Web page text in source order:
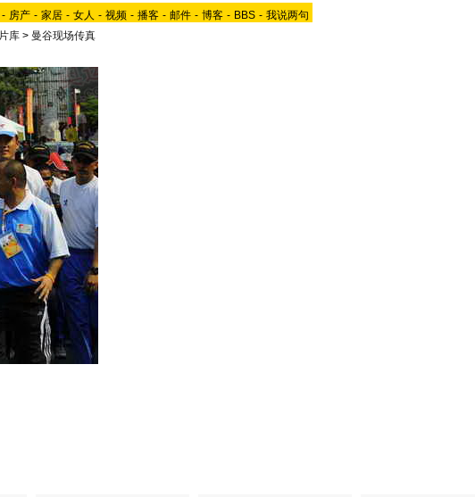
- 房产 - 家居 - 女人 - 视频 - 播客 - 邮件 - 博客 - BBS - 我说两句
库> 曼谷现场传真